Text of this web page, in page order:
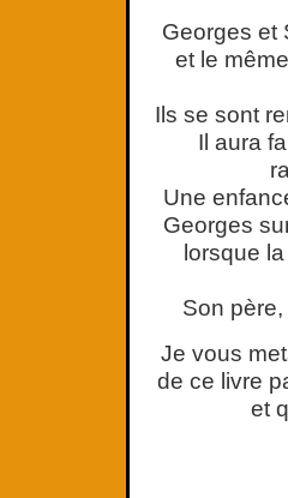
Georges et
et le
Ils se sont
Il aura
Une
Georges
lorsque
Son
Je vous
de ce livre
et